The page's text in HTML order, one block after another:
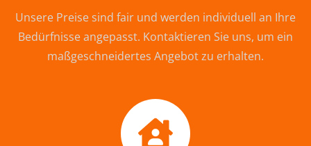
Unsere Preise sind fair und werden individuell an Ihre
Bedürfnisse angepasst. Kontaktieren Sie uns, um ein
maßgeschneidertes Angebot zu erhalten.